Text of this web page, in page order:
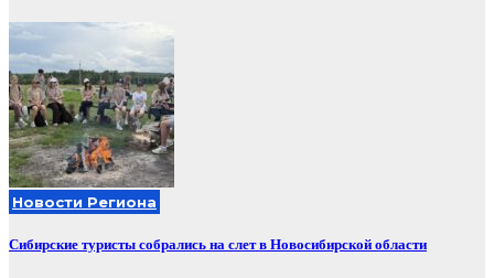
Новости Региона
Сибирские туристы собрались на слет в Новосибирской области